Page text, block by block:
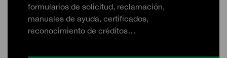
formularios de solicitud, reclamación,
manuales de ayuda, certificados,
reconocimiento de créditos…